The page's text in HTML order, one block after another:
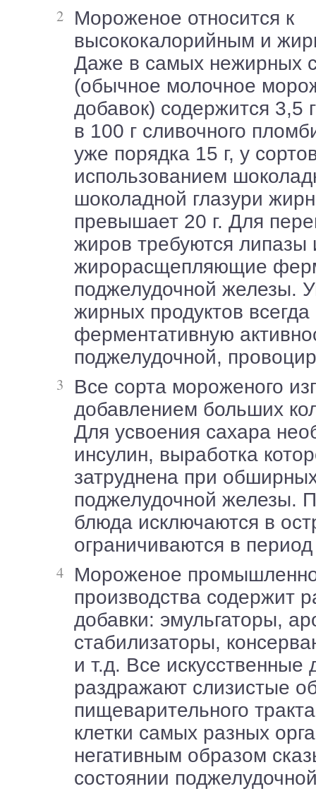
Мороженое относится к
высококалорийным и
Даже в самых нежирных
(обычное молочное
добавок) содержится 3,5
в 100 г сливочного
уже порядка 15 г, у
использованием
шоколадной глазури
превышает 20 г. Для
жиров требуются липазы
жирорасщепляющие
поджелудочной железы.
жирных продуктов всегда
ферментативную
поджелудочной,
Все сорта мороженого изготавливаются с
добавлением больших
Для усвоения сахара
инсулин, выработка
затруднена при
поджелудочной железы.
блюда исключаются в
ограничиваются в
Мороженое промышленного
производства содержит
добавки: эмульгаторы,
стабилизаторы,
и т.д. Все искусственные
раздражают слизистые
пищеварительного
клетки самых разных
негативным образом
состоянии